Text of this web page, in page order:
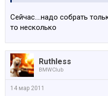
Сейчас....надо собрать
то несколько
Ruthless
BMWClub
14 мар 2011